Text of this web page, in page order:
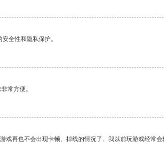
全性和隐私保护。
常方便。
戏再也不会出现卡顿、掉线的情况了。我以前玩游戏经常